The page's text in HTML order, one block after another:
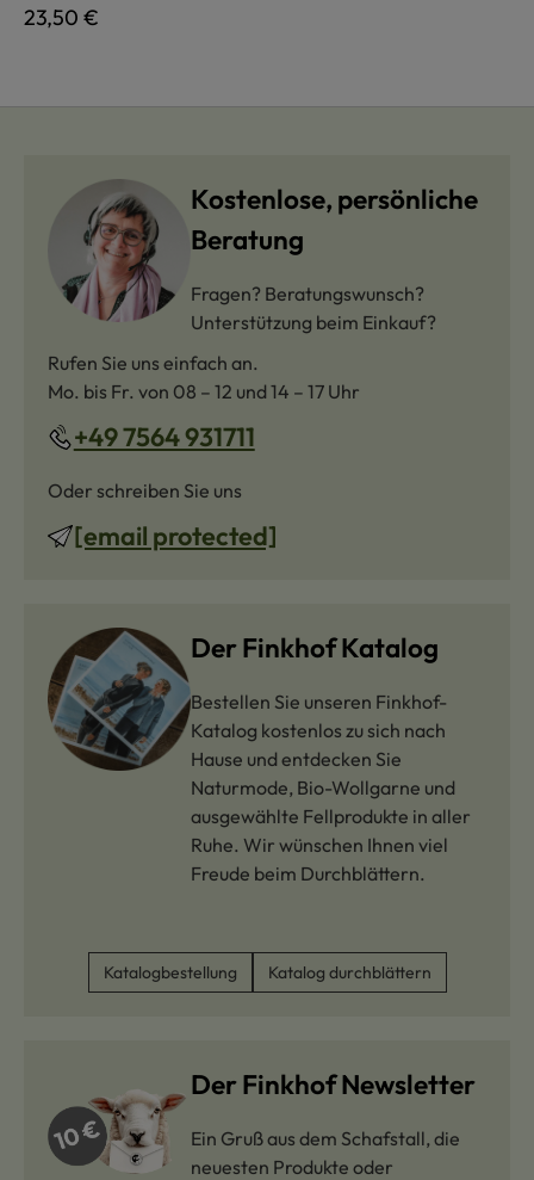
Regulärer Preis:
23,50 €
Kostenlose, persönliche
Beratung
Fragen? Beratungswunsch?
Unterstützung beim Einkauf?
Rufen Sie uns einfach an.
Mo. bis Fr. von 08 – 12 und 14 – 17 Uhr
+49 7564 931711
Oder schreiben Sie uns
[email protected]
Der Finkhof Katalog
Bestellen Sie unseren Finkhof-
Katalog kostenlos zu sich nach
Hause und entdecken Sie
Naturmode, Bio-Wollgarne und
ausgewählte Fellprodukte in aller
Ruhe. Wir wünschen Ihnen viel
Freude beim Durchblättern.
Katalogbestellung Katalog durchblättern
Der Finkhof Newsletter
Ein Gruß aus dem Schafstall, die
neuesten Produkte oder